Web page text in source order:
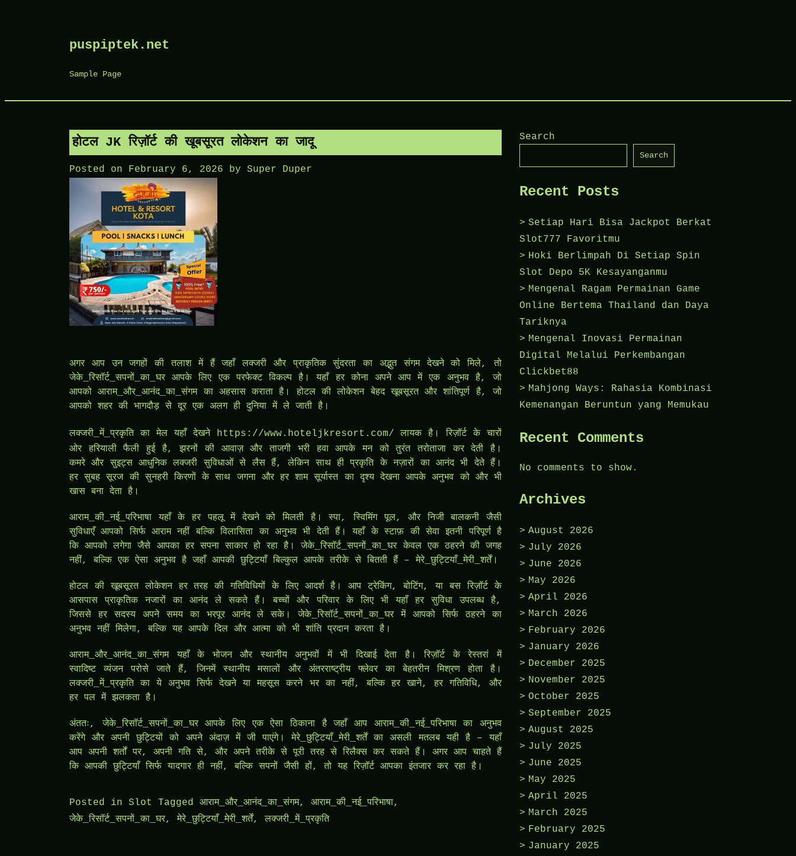
puspiptek.net
Sample Page
होटल JK रिज़ॉर्ट की खूबसूरत लोकेशन का जादू
Posted on February 6, 2026 by Super Duper
अगर आप उन जगहों की तलाश में हैं जहाँ लक्जरी और प्राकृतिक सुंदरता का अद्भुत संगम देखने को मिले, तो
जेके_रिसॉर्ट_सपनों_का_घर आपके लिए एक परफेक्ट विकल्प है। यहाँ हर कोना अपने आप में एक अनुभव है, जो
आपको आराम_और_आनंद_का_संगम का अहसास कराता है। होटल की लोकेशन बेहद खूबसूरत और शांतिपूर्ण है, जो
आपको शहर की भागदौड़ से दूर एक अलग ही दुनिया में ले जाती है।
लक्जरी_में_प्रकृति का मेल यहाँ देखने https://www.hoteljkresort.com/ लायक है। रिज़ॉर्ट के चारों
ओर हरियाली फैली हुई है, झरनों की आवाज़ और ताजगी भरी हवा आपके मन को तुरंत तरोताजा कर देती है।
कमरे और सुइट्स आधुनिक लक्जरी सुविधाओं से लैस हैं, लेकिन साथ ही प्रकृति के नज़ारों का आनंद भी देते हैं।
हर सुबह सूरज की सुनहरी किरणों के साथ जगना और हर शाम सूर्यास्त का दृश्य देखना आपके अनुभव को और भी
खास बना देता है।
आराम_की_नई_परिभाषा यहाँ के हर पहलू में देखने को मिलती है। स्पा, स्विमिंग पूल, और निजी बालकनी जैसी
सुविधाएँ आपको सिर्फ आराम नहीं बल्कि विलासिता का अनुभव भी देती हैं। यहाँ के स्टाफ़ की सेवा इतनी परिपूर्ण है
कि आपको लगेगा जैसे आपका हर सपना साकार हो रहा है। जेके_रिसॉर्ट_सपनों_का_घर केवल एक ठहरने की जगह
नहीं, बल्कि एक ऐसा अनुभव है जहाँ आपकी छुट्टियाँ बिल्कुल आपके तरीके से बितती हैं – मेरे_छुट्टियाँ_मेरी_शर्तें।
होटल की खूबसूरत लोकेशन हर तरह की गतिविधियों के लिए आदर्श है। आप ट्रेकिंग, बोटिंग, या बस रिज़ॉर्ट के
आसपास प्राकृतिक नजारों का आनंद ले सकते हैं। बच्चों और परिवार के लिए भी यहाँ हर सुविधा उपलब्ध है,
जिससे हर सदस्य अपने समय का भरपूर आनंद ले सके। जेके_रिसॉर्ट_सपनों_का_घर में आपको सिर्फ ठहरने का
अनुभव नहीं मिलेगा, बल्कि यह आपके दिल और आत्मा को भी शांति प्रदान करता है।
आराम_और_आनंद_का_संगम यहाँ के भोजन और स्थानीय अनुभवों में भी दिखाई देता है। रिज़ॉर्ट के रेस्तरां में
स्वादिष्ट व्यंजन परोसे जाते हैं, जिनमें स्थानीय मसालों और अंतरराष्ट्रीय फ्लेवर का बेहतरीन मिश्रण होता है।
लक्जरी_में_प्रकृति का ये अनुभव सिर्फ देखने या महसूस करने भर का नहीं, बल्कि हर खाने, हर गतिविधि, और
हर पल में झलकता है।
अंततः, जेके_रिसॉर्ट_सपनों_का_घर आपके लिए एक ऐसा ठिकाना है जहाँ आप आराम_की_नई_परिभाषा का अनुभव
करेंगे और अपनी छुट्टियों को अपने अंदाज़ में जी पाएंगे। मेरे_छुट्टियाँ_मेरी_शर्तें का असली मतलब यही है – यहाँ
आप अपनी शर्तों पर, अपनी गति से, और अपने तरीके से पूरी तरह से रिलैक्स कर सकते हैं। अगर आप चाहते हैं
कि आपकी छुट्टियाँ सिर्फ यादगार ही नहीं, बल्कि सपनों जैसी हों, तो यह रिज़ॉर्ट आपका इंतजार कर रहा है।
Posted in Slot Tagged आराम_और_आनंद_का_संगम, आराम_की_नई_परिभाषा,
जेके_रिसॉर्ट_सपनों_का_घर,मेरे_छुट्टियाँ_मेरी_शर्तें,लक्जरी_में_प्रकृति
Search
Search
Recent Posts
Setiap Hari Bisa Jackpot Berkat
Slot777 Favoritmu
Hoki Berlimpah Di Setiap Spin
Slot Depo 5K Kesayanganmu
Mengenal Ragam Permainan Game
Online Bertema Thailand dan Daya
Tariknya
Mengenal Inovasi Permainan
Digital Melalui Perkembangan
Clickbet88
Mahjong Ways: Rahasia Kombinasi
Kemenangan Beruntun yang Memukau
Recent Comments
No comments to show.
Archives
August 2026
July 2026
June 2026
May 2026
April 2026
March 2026
February 2026
January 2026
December 2025
November 2025
October 2025
September 2025
August 2025
July 2025
June 2025
May 2025
April 2025
March 2025
February 2025
January 2025